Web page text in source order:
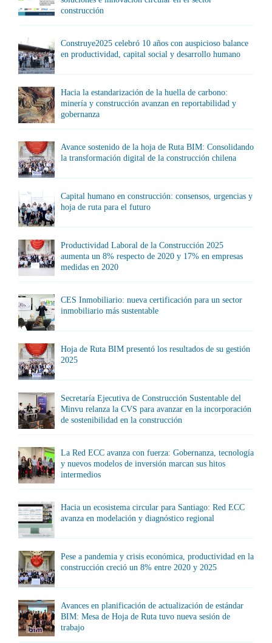
construcción
Construye2025 celebró 10 años con auspicioso balance
en productividad, capital social y desarrollo humano
Hacia la estandarización de la huella de carbono:
minería y construcción avanzan en reportabilidad y
gobernanza
Avance sostenido de la hoja de Ruta BIM: Consolidando
la transformación digital de la construcción chilena
Capital humano en construcción: consensos, urgencias y
hoja de ruta para el futuro
Productividad Laboral de la Construcción 2025
aumenta un 8% respecto de 2020 y 17% en empresas
medidas en 2020
CES Inmobiliario: nueva certificación para un sector
inmobiliario más sustentable
Hoja de Ruta BIM presentó los resultados de su gestión
2025
Secretaría Ejecutiva de Construcción Sustentable del
Minvu relanza la CVS para avanzar en la incorporación
de sostenibilidad en la construcción
La Red ECC avanza con fuerza: Gobernanza, tecnología
y nuevos modelos de inversión marcan sus hitos
intermedios
Hacia un ecosistema circular para Santiago: Red ECC
avanza en modelación y diagnóstico regional
Pese a pandemia y crisis económica, productividad en la
construcción creció un 8% entre 2020 y 2025
Avances en planificación de actualización de estándar
BIM: Mesa de Hoja de Ruta tuvo nueva sesión de
trabajo